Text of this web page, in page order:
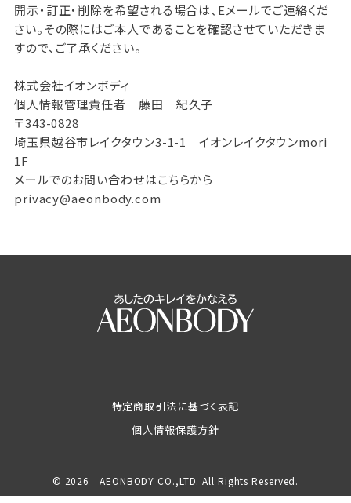
開示・訂正・削除を希望される場合は、Eメールでご連絡くだ
さい。その際にはご本人であることを確認させていただきま
すので、ご了承ください。
株式会社イオンボディ
個人情報管理責任者 藤田 紀久子
〒343-0828
埼玉県越谷市レイクタウン3-1-1 イオンレイクタウンmori
1F
メールでのお問い合わせはこちらから
privacy@aeonbody.com
特定商取引法に基づく表記
個人情報保護方針
© 2026 AEONBODY CO.,LTD. All Rights Reserved.